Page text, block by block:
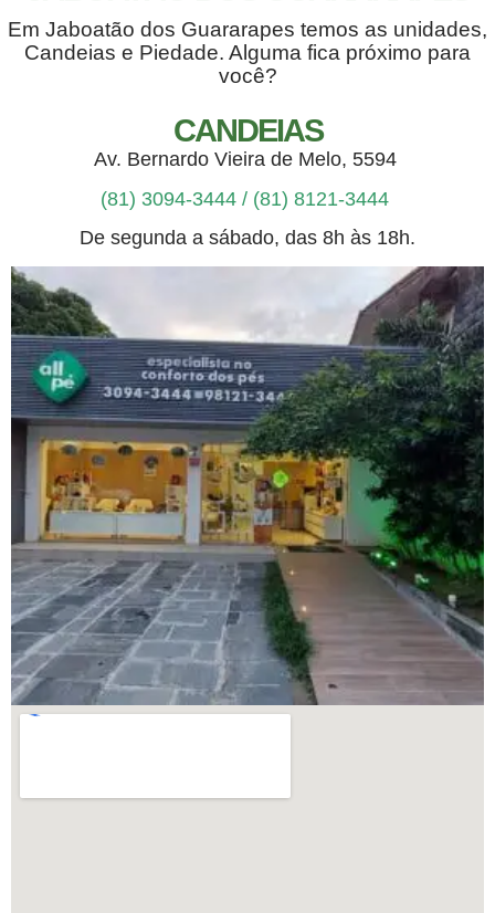
Em Jaboatão dos Guararapes temos as unidades,
Candeias e Piedade. Alguma fica próximo para
você?
CANDEIAS
Av. Bernardo Vieira de Melo, 5594
(81) 3094-3444 / (81) 8121-3444
De segunda a sábado, das 8h às 18h.